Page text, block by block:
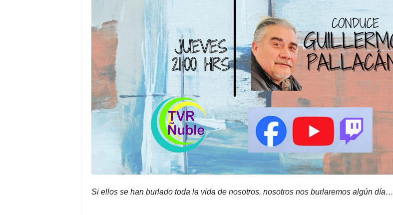
Si ellos se han burlado toda la vida de nosotros, nosotros nos burlaremos algún día…